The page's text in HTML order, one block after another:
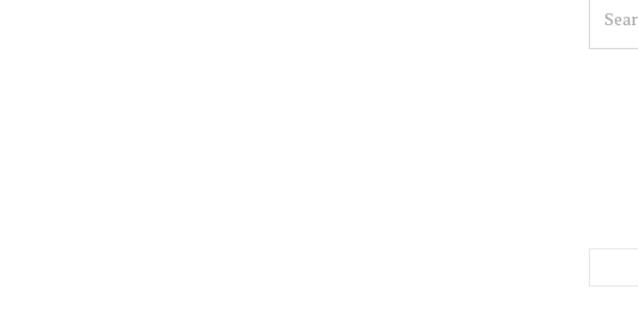
for: